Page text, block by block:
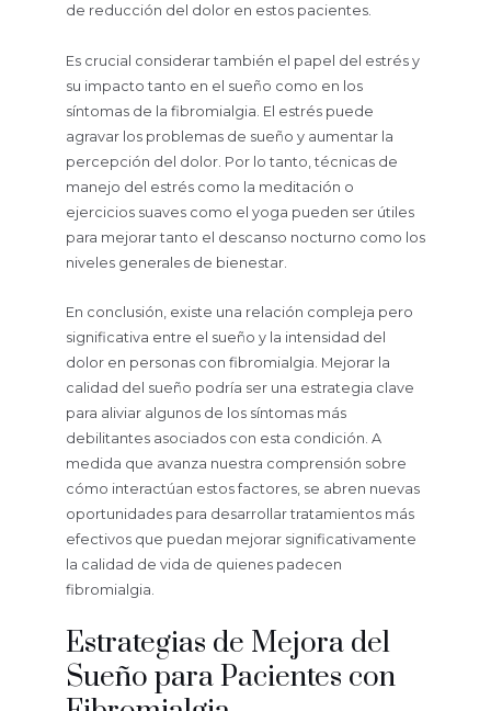
de reducción del dolor en estos pacientes.
Es crucial considerar también el papel del estrés y
su impacto tanto en el sueño como en los
síntomas de la fibromialgia. El estrés puede
agravar los problemas de sueño y aumentar la
percepción del dolor. Por lo tanto, técnicas de
manejo del estrés como la meditación o
ejercicios suaves como el yoga pueden ser útiles
para mejorar tanto el descanso nocturno como los
niveles generales de bienestar.
En conclusión, existe una relación compleja pero
significativa entre el sueño y la intensidad del
dolor en personas con fibromialgia. Mejorar la
calidad del sueño podría ser una estrategia clave
para aliviar algunos de los síntomas más
debilitantes asociados con esta condición. A
medida que avanza nuestra comprensión sobre
cómo interactúan estos factores, se abren nuevas
oportunidades para desarrollar tratamientos más
efectivos que puedan mejorar significativamente
la calidad de vida de quienes padecen
fibromialgia.
Estrategias de Mejora del
Sueño para Pacientes con